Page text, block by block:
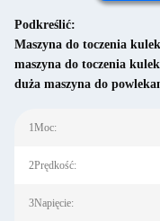
Podkreślić:
Maszyna do toczenia
maszyna do toczenia
duża maszyna do
1Moc:
2Prędkość:
3Napięcie: